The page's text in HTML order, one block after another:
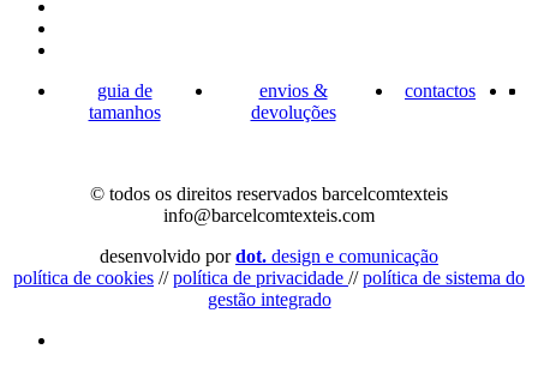
guia de
tamanhos
envios &
devoluções
contactos
© todos os direitos reservados barcelcomtexteis
info@barcelcomtexteis.com
desenvolvido pordot. design e comunicação
política de cookies //política de privacidade //política de sistema do
gestão integrado